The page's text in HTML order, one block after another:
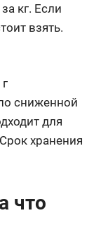
кг. Если
взять.
сниженной
для
хранения
что